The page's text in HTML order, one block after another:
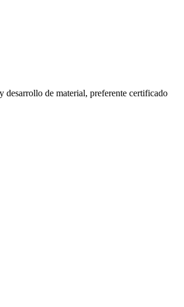
desarrollo de material, preferente certificado